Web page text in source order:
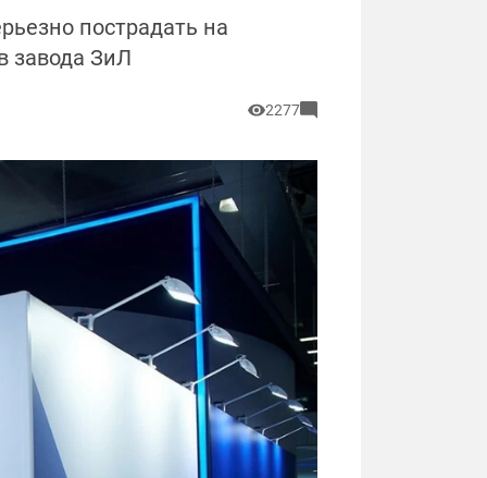
пострадать на
завода ЗиЛ
2277